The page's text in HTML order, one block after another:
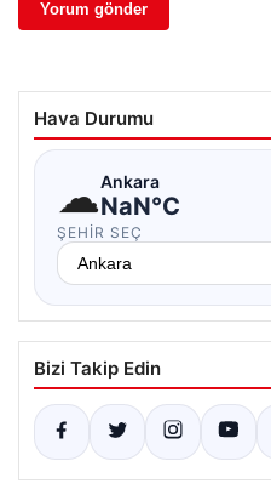
Hava Durumu
☁Ankara
NaN°C
ŞEHIR SEÇ
Bizi Takip Edin